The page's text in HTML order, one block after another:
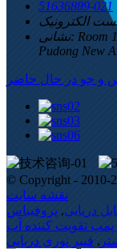
021-51636889
نشانی: Room
Pudong New
و جو در حال حاضر
نقشه سایت
دریایی, پروفیباس
پمپ تقویت کننده آب
, فیبر نوری دریایی